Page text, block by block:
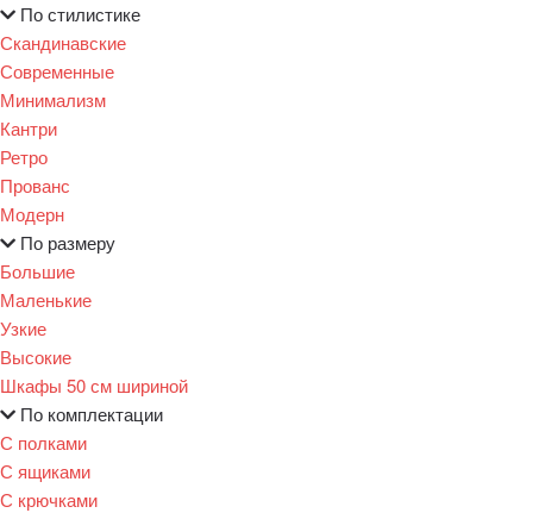
По стилистике
Скандинавские
Современные
Минимализм
Кантри
Ретро
Прованс
Модерн
По размеру
Большие
Маленькие
Узкие
Высокие
Шкафы 50 см шириной
По комплектации
С полками
С ящиками
С крючками